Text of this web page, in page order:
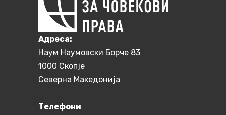
Aдреса:
Наум Наумовски Борче 83
1000 Скопје
Северна Македонија
Телефони